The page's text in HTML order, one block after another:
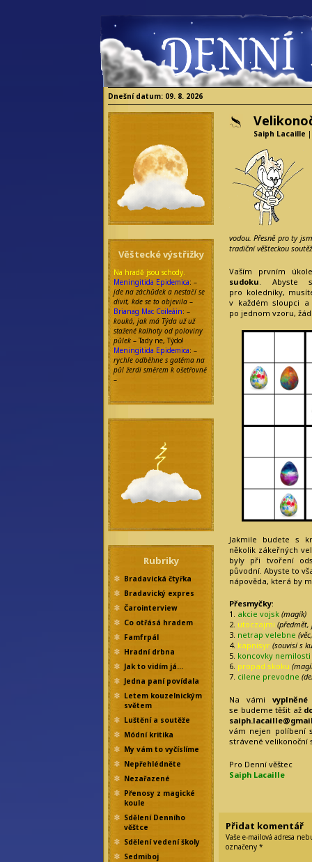
Dnešní datum: 09. 8. 2026
Věštecké výstřižky
Na hradě jsou schody.
Meningitida Epidemica: –
jde na záchůdek a nestačí se
divit, kde se to objevila –
Brianag Mac Coileáin: –
kouká, jak má Týda už už
stažené kalhoty od poloviny
půlek – Tady ne, Týdo!
Meningitida Epidemica: –
rychle odběhne s gatěma na
půl žerdi směrem k ošetřovně
–
Rubriky
Bradavická čtyřka
Bradavický expres
Čarointerview
Co otřásá hradem
Famfrpál
Hradní drbna
Jak to vidím já…
Jedna paní povídala
Letem kouzelnickým
světem
Luštění a soutěže
Módní kritika
My vám to vyčíslíme
Nepřehlédněte
Nezařazené
Přenosy z magické
koule
Sdělení Denního
věštce
Sdělení vedení školy
Sedmiboj
Saiph Lacaille
vodou. Přesně pro ty
tradiční věšteckou
Vaším prvním
sudoku . Abyste
pro koledníky,
v každém sloupci
po jednom vzoru,
Jakmile budete s
několik zákeřných
byly při tvoření
původní. Abyste to
nápověda, která by
Přesmyčky:
1. akcie vojsk (magík)
2. utoczajmi (předmět,
3. netrap velebne
4. kapnisyr (souvisí s
5. koncovky nemilosti
6. propad skoku
7. cilene prevodne
Na vámi
se budeme těšit až
vám nejen políbení
strávené velikonoční
Pro Denní věštec
Saiph Lacaille
Přidat komentář
Vaše e-mailová adresa
označeny *